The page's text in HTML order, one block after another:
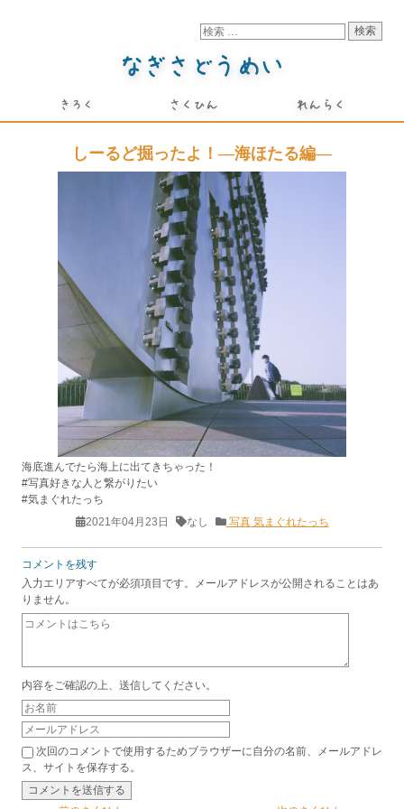
しーるど掘ったよ！―海ほたる編―
海底進んでたら海上に出てきちゃった！
#写真好きな人と繋がりたい
#気まぐれたっち
2021年04月23日
なし 写真気まぐれたっち
コメントを残す
入力エリアすべてが必須項目です。メールアドレスが公開されることはあ
りません。
内容をご確認の上、送信してください。
次回のコメントで使用するためブラウザーに自分の名前、メールアドレ
ス、サイトを保存する。